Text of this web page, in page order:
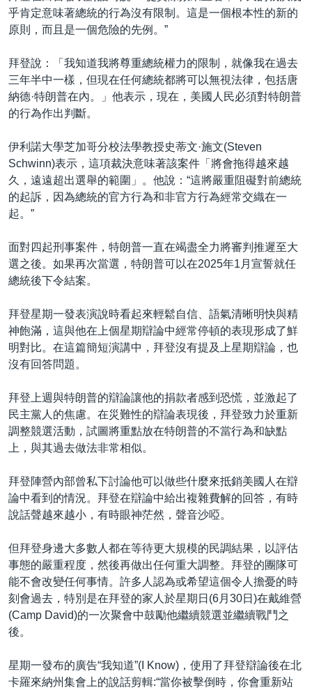
乎肯定意味著總統的行為沒有限制。這是一個根本性的新的
原則，而且是一個危險的先例。”
拜登說：「我知道我將尊重總統權力的限制，就像我在過去
三年半中一樣，但現在任何總統都將可以無視法律，包括唐
納德·特朗普在內。」他表示，現在，美國人民必須對特朗普
的行為作出判斷。
伊利諾大學芝加哥分校法學教授史蒂文·施文(Steven
Schwinn)表示，這項裁決意味著該案件「將會拖得越來越
久，遠遠超出選舉的範圍」。他說：“這將嚴重阻礙對前總統
的起訴，因為總統的官方行為和非官方行為經常交織在一
起。”
面對四起刑事案件，特朗普一直在竭盡全力將審判推遲至大
選之後。如果再次當選，特朗普可以在2025年1月宣誓就任
總統後下令結案。
拜登星期一發表演說時看起來輕鬆自信、語氣清晰明快與精
神飽滿，這與他在上個星期辯論中經常停頓的表現形成了鮮
明對比。在這篇簡短演講中，拜登沒有提及上星期辯論，也
沒有回答問題。
拜登上週與特朗普的辯論讓他的捐款者感到恐慌，並激起了
民主黨人的焦慮。在災難性的辯論表現後，拜登致力於重新
調整競選活動，試圖將重點放在特朗普的不當行為和缺點
上，與其過去做法非常相似。
拜登陣營內部曾私下討論他可以做些什麼來抵銷美國人在辯
論中看到的情況。拜登在辯論中給出複雜費解的回答，有時
說話聲越來越小，有時眼神茫然，聲音沙啞。
但拜登身邊大多數人都在等待更大規模的民調結果，以評估
事態的嚴重程度，然後再做出任何重大調整。拜登的團隊可
能不會改變任何事情。許多人認為或希望這個令人擔憂的時
刻會過去，特別是在拜登的家人於星期日(6月30日)在戴維營
(Camp David)的一次聚會中鼓勵他繼續競選並繼續戰鬥之
後。
星期一發布的廣告“我知道”(I Know)，使用了拜登辯論後在北
卡羅來納州集會上的說話剪輯:“當你被擊倒時，你會重新站